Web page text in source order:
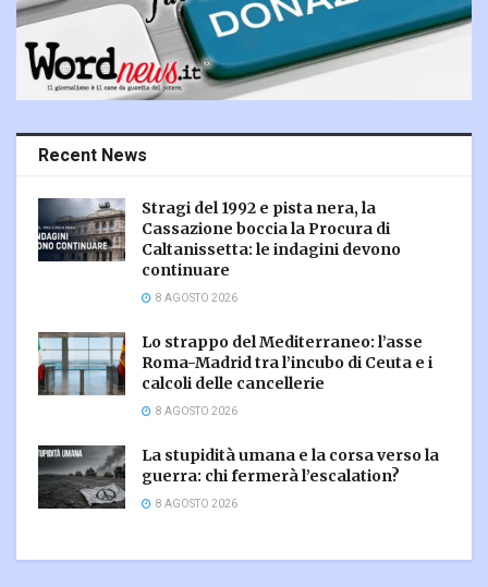
Recent News
Stragi del 1992 e pista nera, la
Cassazione boccia la Procura di
Caltanissetta: le indagini devono
continuare
8 AGOSTO 2026
Lo strappo del Mediterraneo: l’asse
Roma-Madrid tra l’incubo di Ceuta e i
calcoli delle cancellerie
8 AGOSTO 2026
La stupidità umana e la corsa verso la
guerra: chi fermerà l’escalation?
8 AGOSTO 2026